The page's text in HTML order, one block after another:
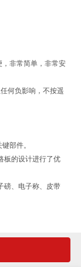
非常简单，非常安
何负影响，不按遥
部件。
板的设计进行了优
磅、电子称、皮带